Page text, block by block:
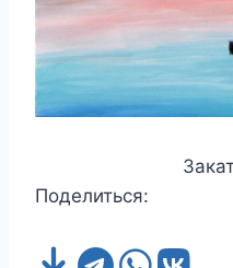
Поделиться: